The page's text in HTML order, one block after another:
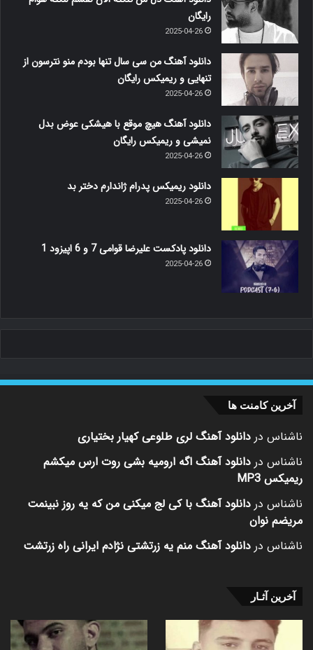
رایگان
2025-04-26
دانلود آهنگ من سی سال تنها بودم منو نترسون از
تنهایی و ریمیکس رایگان
2025-04-26
دانلود آهنگ هیچ موقع با هیشکی عوض بدل
نمیشی و ریمیکس رایگان
2025-04-26
دانلود ریمیکس پدرام ژاندارم دختر بد
2025-04-26
دانلود پادکست علیرضا قوامی 7 و 6 اپیزود 1
2025-04-26
آخرین کامنت ها
ناشناس در دانلود آهنگ لری طلوعی کهیار بختیاری
ناشناس در دانلود آهنگ اگه ارومیه بشی روت ارس میکشم
ریمیکس MP3
ناشناس در دانلود آهنگ با کی لج میکنی من که یه روز نبینمت
مریضم نوان
ناشناس در دانلود آهنگ منم یه زرتشتی نژادم ایرانی راه زرتشت
آخرین آثـار